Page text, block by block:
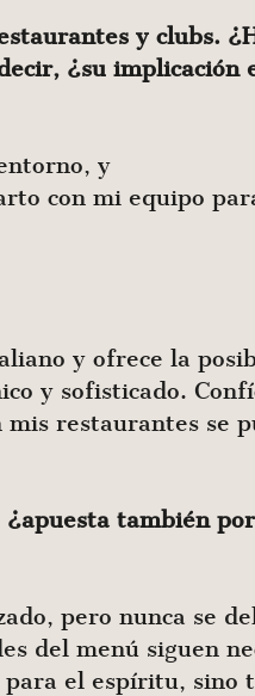
y clubs.
¿su implicación
y
con mi equipo
y ofrece la
y sofisticado.
restaurantes se
¿apuesta también
pero nunca se
del menú siguen
el espíritu, sino